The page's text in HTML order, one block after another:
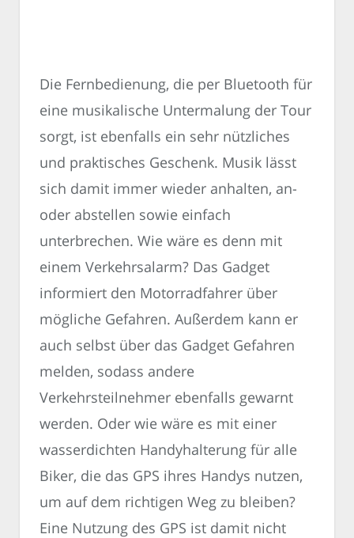
Die Fernbedienung, die per Bluetooth für
eine musikalische Untermalung der Tour
sorgt, ist ebenfalls ein sehr nützliches
und praktisches Geschenk. Musik lässt
sich damit immer wieder anhalten, an-
oder abstellen sowie einfach
unterbrechen. Wie wäre es denn mit
einem Verkehrsalarm? Das Gadget
informiert den Motorradfahrer über
mögliche Gefahren. Außerdem kann er
auch selbst über das Gadget Gefahren
melden, sodass andere
Verkehrsteilnehmer ebenfalls gewarnt
werden. Oder wie wäre es mit einer
wasserdichten Handyhalterung für alle
Biker, die das GPS ihres Handys nutzen,
um auf dem richtigen Weg zu bleiben?
Eine Nutzung des GPS ist damit nicht